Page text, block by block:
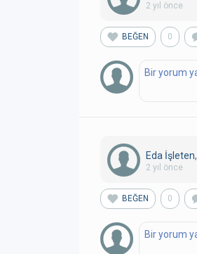
2 yıl önce
BEĞEN 0
Eda İşleten,
2 yıl önce
BEĞEN 0